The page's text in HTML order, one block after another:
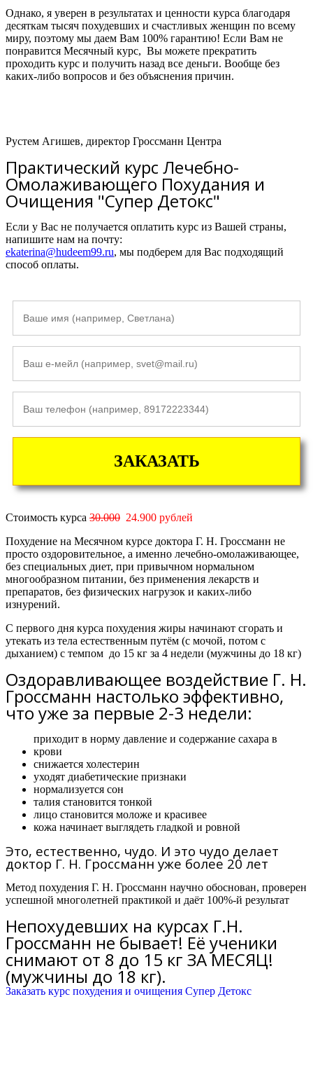
Однако, я уверен в результатах и ценности курса благодаря
десяткам тысяч похудевших и счастливых женщин по всему
миру, поэтому мы даем Вам 100% гарантию! Если Вам не
понравится Месячный курс, Вы можете прекратить
проходить курс и получить назад все деньги. Вообще без
каких-либо вопросов и без объяснения причин.
Рустем Агишев, директор Гроссманн Центра
Практический курс Лечебно-
Омолаживающего Похудания и
Очищения "Супер Детокс"
Если у Вас не получается оплатить курс из Вашей страны,
напишите нам на почту:
ekaterina@hudeem99.ru, мы подберем для Вас подходящий
способ оплаты.
ЗАКАЗАТЬ
Стоимость курса 30.000 24.900 рублей
Похудение на Месячном курсе доктора Г. Н. Гроссманн не
просто оздоровительное, а именно лечебно-омолаживающее,
без специальных диет, при привычном нормальном
многообразном питании, без применения лекарств и
препаратов, без физических нагрузок и каких-либо
изнурений.
С первого дня курса похудения жиры начинают сгорать и
утекать из тела естественным путём (с мочой, потом с
дыханием) с темпом до 15 кг за 4 недели (мужчины до 18 кг)
Оздоравливающее воздействие Г. Н.
Гроссманн настолько эффективно,
что уже за первые 2-3 недели:
приходит в норму давление и содержание сахара в
крови
снижается холестерин
уходят диабетические признаки
нормализуется сон
талия становится тонкой
лицо становится моложе и красивее
кожа начинает выглядеть гладкой и ровной
Это, естественно, чудо. И это чудо делает
доктор Г. Н. Гроссманн уже более 20 лет
Метод похудения Г. Н. Гроссманн научно обоснован, проверен
успешной многолетней практикой и даёт 100%-й результат
Непохудевших на курсах Г.Н.
Гроссманн не бывает! Её ученики
снимают от 8 до 15 кг ЗА МЕСЯЦ!
(мужчины до 18 кг).
Заказать курс похудения и очищения Супер Детокс